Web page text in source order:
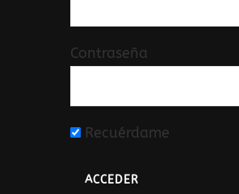
Contraseña
Recuérdame